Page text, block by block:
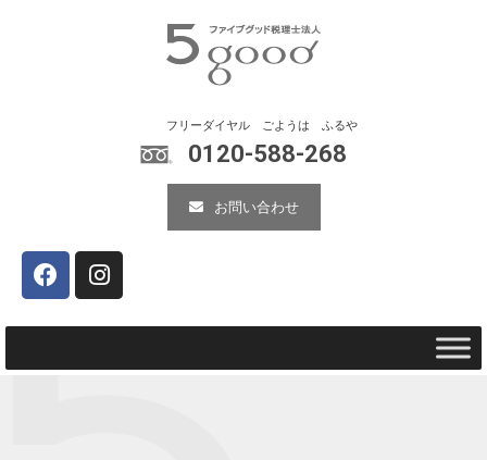
0120-588-268
お問い合わせ